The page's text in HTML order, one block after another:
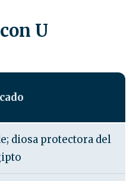
U
diosa protectora del